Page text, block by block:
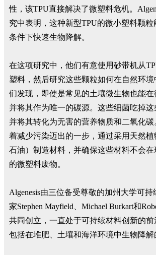
性，该TPU直接解决了微塑料危机。
究中表明，这种新型TPU的微小塑料颗
条件下快速生物降解。
在这项研究中，他们有意使用砂带机从
塑料，然后研究这些颗粒如何在自然环
们发现，即使是常见的土壤微生物也能在
并将其作为唯一的碳源。这些细菌吃掉这
并将其转化为无害的营养物质和二氧化
着减少污染迈出的一步，通过采用天然
石油）制造材料，并确保这些材料不会在
的微塑料废物。
Algenesis由三位备受尊敬的加州大学可
家Stephen Mayfield、Michael Burkart和
共同创立，一直处于可持续材料创新的
包括在堆肥、土壤和海洋环境中生物降解